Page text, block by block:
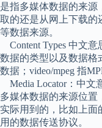
是指多媒体数据的来
取的还是从网上下载的
等数据来源。
Content Types 中文
数据的类型以及数据格
数据；video/mpeg 指
Media Locator：中文
多媒体数据的来源位置
实际用到的，比如上面
用的数据传送协议。